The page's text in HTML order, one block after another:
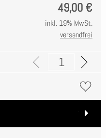
49,00 €
inkl. 19% MwSt.
versandfrei